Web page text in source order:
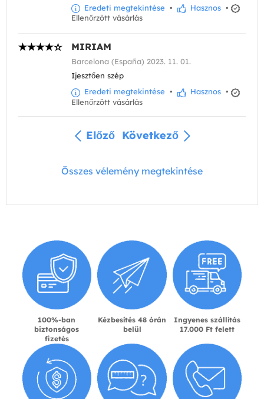
Eredeti megtekintése • Hasznos •
Ellenőrzött vásárlás
MIRIAM
Barcelona (España) 2023. 11. 01.
Ijesztően szép
Eredeti megtekintése • Hasznos •
Ellenőrzött vásárlás
Előző Következő
Összes vélemény megtekintése
100%-ban
biztonságos
fizetés
Kézbesítés 48 órán
belül
Ingyenes szállítás
17.000 Ft felett